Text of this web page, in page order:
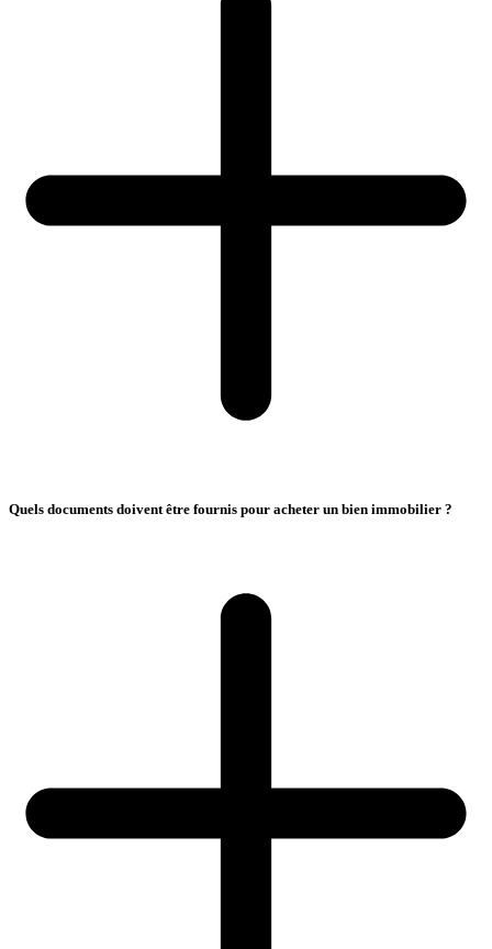
Quels documents doivent être fournis pour acheter un bien immobilier ?